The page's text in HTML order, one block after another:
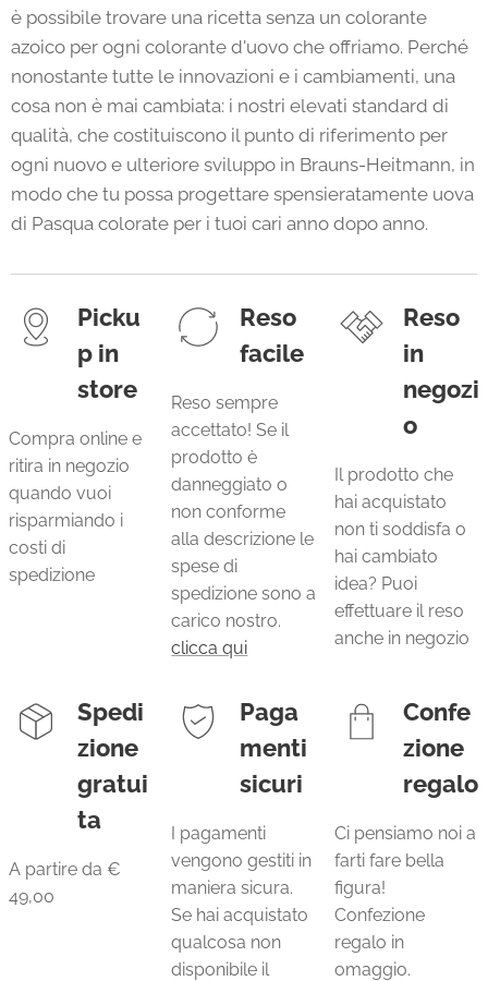
è possibile trovare una ricetta senza un colorante
azoico per ogni colorante d'uovo che offriamo. Perché
nonostante tutte le innovazioni e i cambiamenti, una
cosa non è mai cambiata: i nostri elevati standard di
qualità, che costituiscono il punto di riferimento per
ogni nuovo e ulteriore sviluppo in Brauns-Heitmann, in
modo che tu possa progettare spensieratamente uova
di Pasqua colorate per i tuoi cari anno dopo anno.
Picku
p in
store
Compra online e
ritira in negozio
quando vuoi
risparmiando i
costi di
spedizione
Reso
facile
Reso sempre
accettato! Se il
prodotto è
danneggiato o
non conforme
alla descrizione le
spese di
spedizione sono a
carico nostro.
clicca qui
Reso
in
negozi
o
Il prodotto che
hai acquistato
non ti soddisfa o
hai cambiato
idea? Puoi
effettuare il reso
anche in negozio
Spedi
zione
gratui
ta
A partire da €
49,00
Paga
menti
sicuri
I pagamenti
vengono gestiti in
maniera sicura.
Se hai acquistato
qualcosa non
disponibile il
Confe
zione
regalo
Ci pensiamo noi a
farti fare bella
figura!
Confezione
regalo in
omaggio.